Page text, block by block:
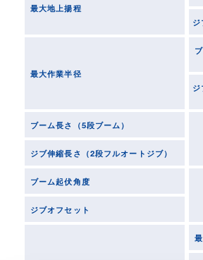
最大地上揚程
ジ
最大作業半径
ジ
ブーム長さ（5段ブーム）
ジブ伸縮長さ（2段フルオートジブ）
ブーム起伏角度
ジブオフセット